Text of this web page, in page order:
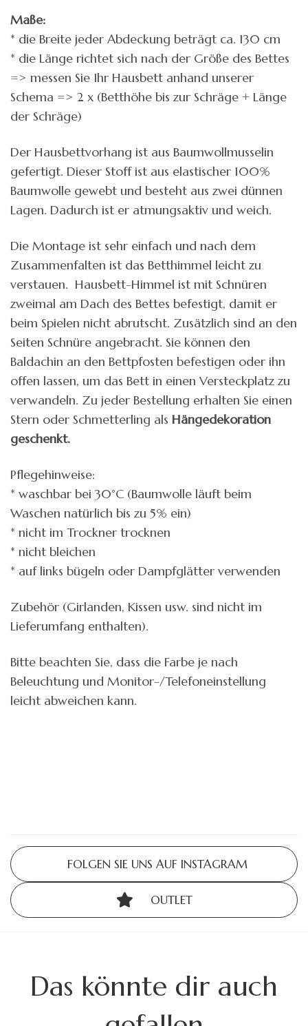
Maße:
* die Breite jeder Abdeckung beträgt ca. 130 cm
* die Länge richtet sich nach der Größe des Bettes
=> messen Sie Ihr Hausbett anhand unserer
Schema => 2 x (Betthöhe bis zur Schräge + Länge
der Schräge)
Der Hausbettvorhang ist aus Baumwollmusselin
gefertigt. Dieser Stoff ist aus elastischer 100%
Baumwolle gewebt und besteht aus zwei dünnen
Lagen. Dadurch ist er atmungsaktiv und weich.
Die Montage ist sehr einfach und nach dem
Zusammenfalten ist das Betthimmel leicht zu
verstauen. Hausbett-Himmel ist mit Schnüren
zweimal am Dach des Bettes befestigt, damit er
beim Spielen nicht abrutscht. Zusätzlich sind an den
Seiten Schnüre angebracht. Sie können den
Baldachin an den Bettpfosten befestigen oder ihn
offen lassen, um das Bett in einen Versteckplatz zu
verwandeln. Zu jeder Bestellung erhalten Sie einen
Stern oder Schmetterling als Hängedekoration
geschenkt.
Pflegehinweise:
* waschbar bei 30°C (Baumwolle läuft beim
Waschen natürlich bis zu 5% ein)
* nicht im Trockner trocknen
* nicht bleichen
* auf links bügeln oder Dampfglätter verwenden
Zubehör (Girlanden, Kissen usw. sind nicht im
Lieferumfang enthalten).
Bitte beachten Sie, dass die Farbe je nach
Beleuchtung und Monitor-/Telefoneinstellung
leicht abweichen kann.
FOLGEN SIE UNS AUF INSTAGRAM
OUTLET
Das könnte dir auch